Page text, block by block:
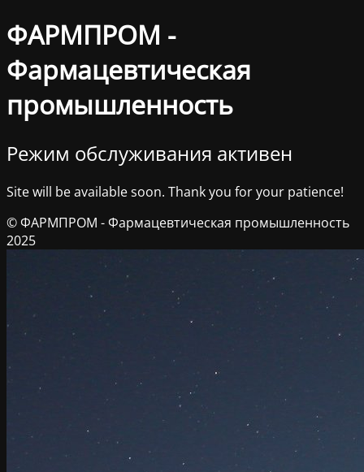
ФАРМПРОМ -
Фармацевтическая
промышленность
Режим обслуживания активен
Site will be available soon. Thank you for your patience!
© ФАРМПРОМ - Фармацевтическая промышленность
2025